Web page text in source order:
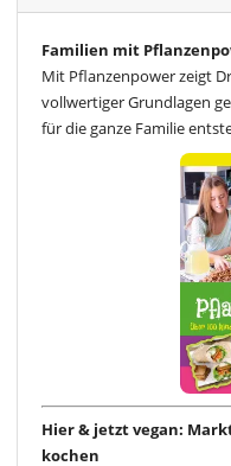
Familien mit
Mit Pflanzenpower zeigt
vollwertiger Grundlagen
für die ganze Familie
Hier & jetzt vegan:
kochen